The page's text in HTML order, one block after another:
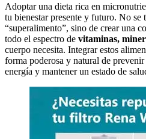
Adoptar una dieta rica en
tu bienestar presente y futuro. No se
“superalimento”, sino de crear una
todo el espectro de vitaminas,
cuerpo necesita. Integrar estos
forma poderosa y natural de
energía y mantener un estado de